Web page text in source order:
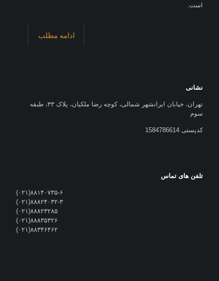
است.
ادامه مطلب
نشانی
تهران، خیابان ایرانشهر شمالی، کوچه رضا ملکیان، پلاک ۳۳، طبقه
سوم
کدپستی 1584786614
تلفن های تماس
۸۸۱۴۰۷۳۵-۶(۰۲۱)
۸۸۸۲۴۰۳۲-۳(۰۲۱)
۸۸۸۲۳۲۸۵(۰۲۱)
۸۸۸۳۵۳۲۶(۰۲۱)
۸۸۳۴۶۴۶۲(۰۲۱)